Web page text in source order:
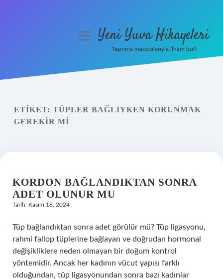
Yasal Uyarı
menüyüYeni Yuva Hikayeleri
Taşınma maceralarıyla ilham bul!
ETIKET: TÜPLER BAĞLIYKEN KORUNMAK
GEREKIR MI
KORDON BAĞLANDIKTAN SONRA
ADET OLUNUR MU
Tarih: Kasım 18, 2024
Tüp bağlandıktan sonra adet görülür mü? Tüp ligasyonu,
rahmi fallop tüplerine bağlayan ve doğrudan hormonal
değişikliklere neden olmayan bir doğum kontrol
yöntemidir. Ancak her kadının vücut yapısı farklı
olduğundan, tüp ligasyonundan sonra bazı kadınlar